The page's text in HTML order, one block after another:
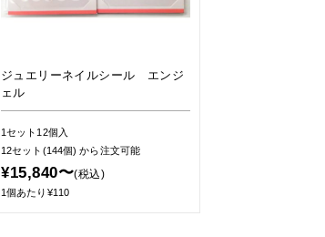
ジュエリーネイルシール エンジ
ェル
1セット12個入
12セット(144個)から注文可能
¥15,840〜(税込)
1個あたり¥110